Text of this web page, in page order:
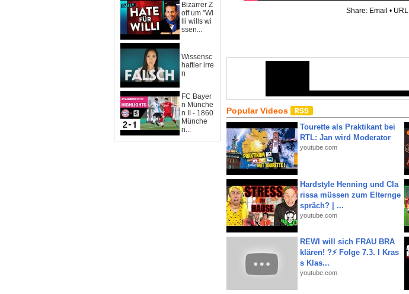
Bizarrer Z
off um "Wi
lli wills wi
ssen...
Wissensc
haftler irre
n
FC Bayer
n Münche
n II - 1860
Münche
n...
Share: Email • URL
Popular Videos
Tourette als Praktikant bei
RTL: Jan wird Moderator
youtube.com
Hardstyle Henning und Cla
rissa müssen zum Elternge
spräch? | ...
youtube.com
REWI will sich FRAU BRA
klären! ?⚡️ Folge 7.3. I Kras
s Klas...
youtube.com